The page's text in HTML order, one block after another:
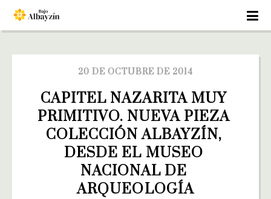
20 DE OCTUBRE DE 2014
CAPITEL NAZARITA MUY
PRIMITIVO. NUEVA PIEZA
COLECCIÓN ALBAYZÍN,
DESDE EL MUSEO
NACIONAL DE
ARQUEOLOGÍA